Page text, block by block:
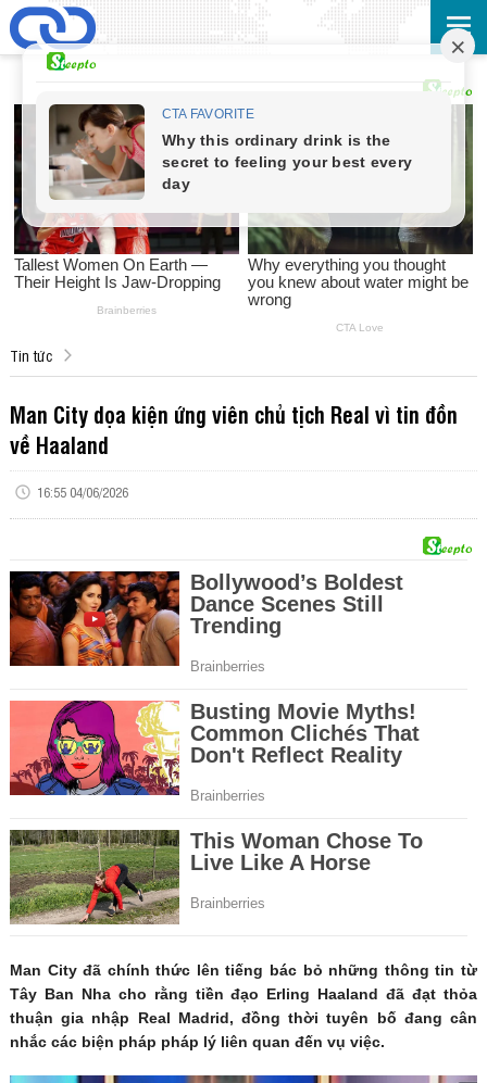
Tin tức
Man City dọa kiện ứng viên chủ tịch Real vì tin đồn
về Haaland
16:55 04/06/2026
Man City đã chính thức lên tiếng bác bỏ những thông tin từ
Tây Ban Nha cho rằng tiền đạo Erling Haaland đã đạt thỏa
thuận gia nhập Real Madrid, đồng thời tuyên bố đang cân
nhắc các biện pháp pháp lý liên quan đến vụ việc.